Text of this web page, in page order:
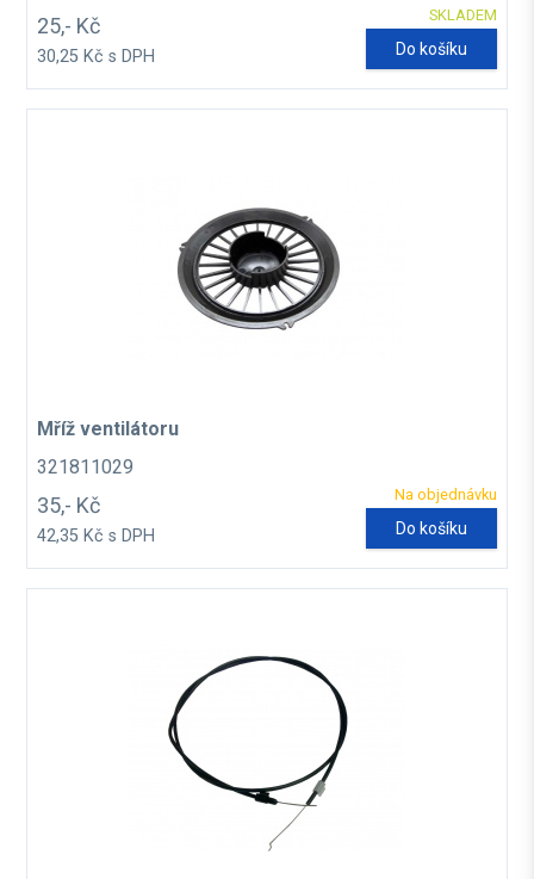
SKLADEM
25,- Kč
30,25 Kč s DPH Do košíku
Mříž ventilátoru
321811029
Na objednávku
35,- Kč
42,35 Kč s DPH Do košíku